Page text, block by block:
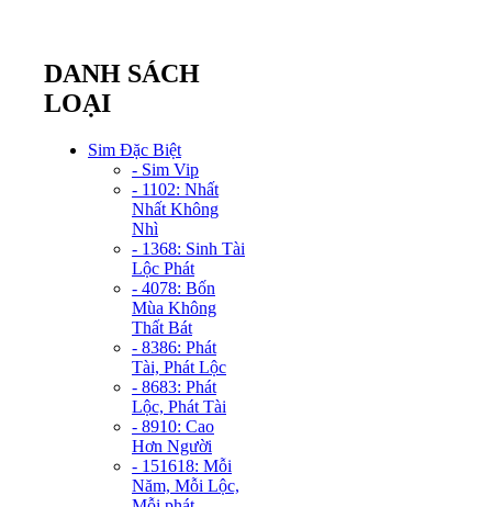
DANH SÁCH
LOẠI
Sim Đặc Biệt
- Sim Vip
- 1102: Nhất
Nhất Không
Nhì
- 1368: Sinh Tài
Lộc Phát
- 4078: Bốn
Mùa Không
Thất Bát
- 8386: Phát
Tài, Phát Lộc
- 8683: Phát
Lộc, Phát Tài
- 8910: Cao
Hơn Người
- 151618: Mỗi
Năm, Mỗi Lộc,